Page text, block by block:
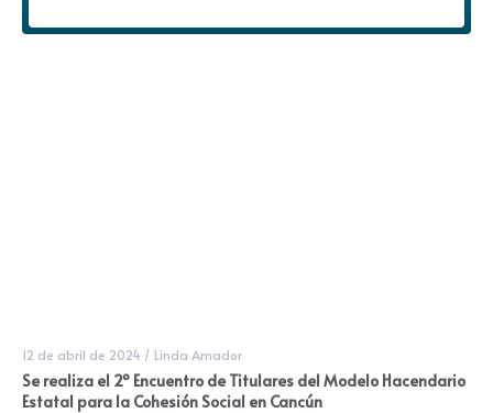
12 de abril de 2024 / Linda Amador
Se realiza el 2º Encuentro de Titulares del Modelo Hacendario
Estatal para la Cohesión Social en Cancún